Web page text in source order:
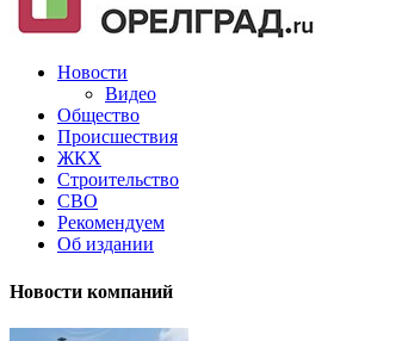
Новости
Видео
Общество
Происшествия
ЖКХ
Строительство
СВО
Рекомендуем
Об издании
Новости компаний